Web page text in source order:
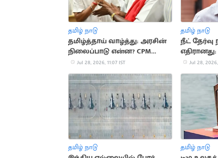
தமிழ் நாடு
தமிழ்த்தாய் வாழ்த்து: அரசின்
நிலைப்பாடு என்ன? CPM
கேள்வி
Jul 28, 2026, 11:07 IST
தமிழ் நாடு
நீட் தேர்வு
தயாநிதி
Jul 28, 2026,
தமிழ் நாடு தமிழ் நாடு